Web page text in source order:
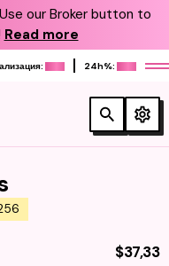
our Broker button to
Read more
24h%:
$37,339